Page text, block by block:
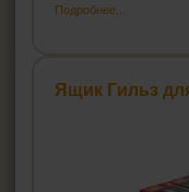
Подробнее...
Ящик Гильз